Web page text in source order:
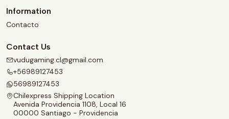
Information
Contacto
Contact Us
vudugaming.cl@gmail.com
+56989127453
56989127453
Chilexpress Shipping Location
Avenida Providencia 1108, Local 16
00000 Santiago - Providencia